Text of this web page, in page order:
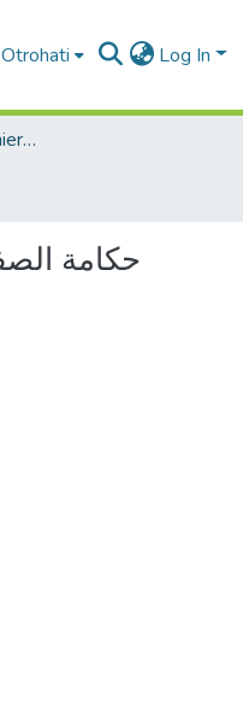
Log In
Université Hassan Premier- Settat
حكامة